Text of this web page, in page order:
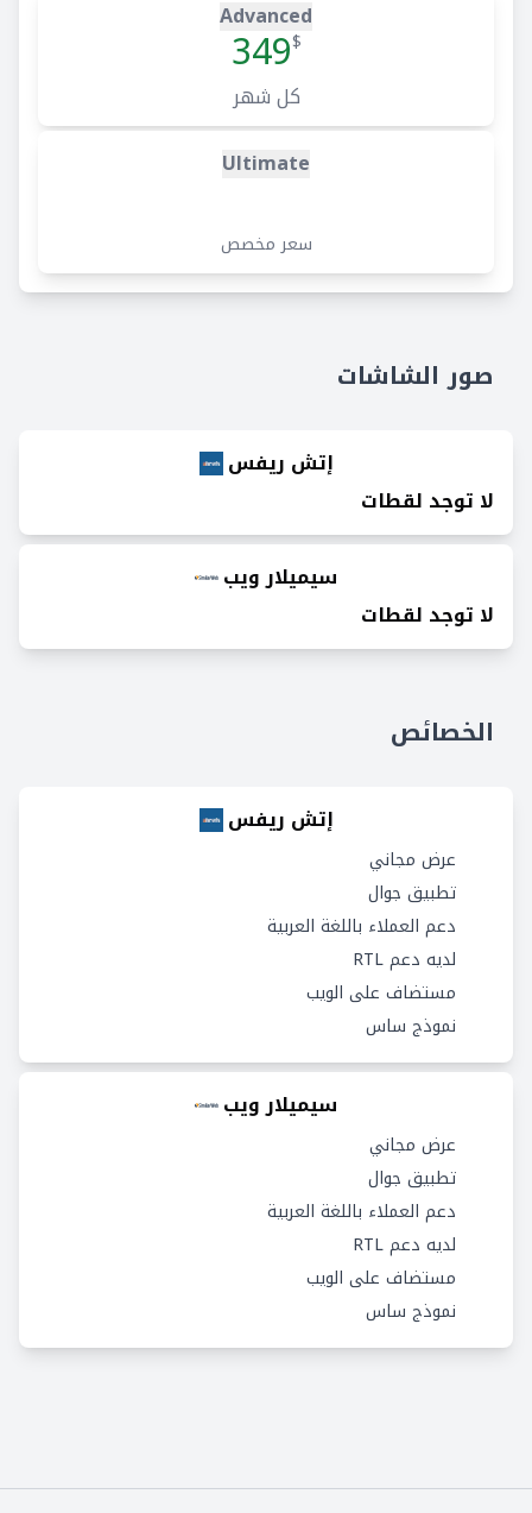
Advanced
$
349
كل شهر
Ultimate
سعر مخصص
صور الشاشات
إتش ريفس
لا توجد لقطات
سيميلار ويب
لا توجد لقطات
الخصائص
إتش ريفس
عرض مجاني
تطبيق جوال
دعم العملاء باللغة العربية
لديه دعم RTL
مستضاف على الويب
نموذج ساس
سيميلار ويب
عرض مجاني
تطبيق جوال
دعم العملاء باللغة العربية
لديه دعم RTL
مستضاف على الويب
نموذج ساس